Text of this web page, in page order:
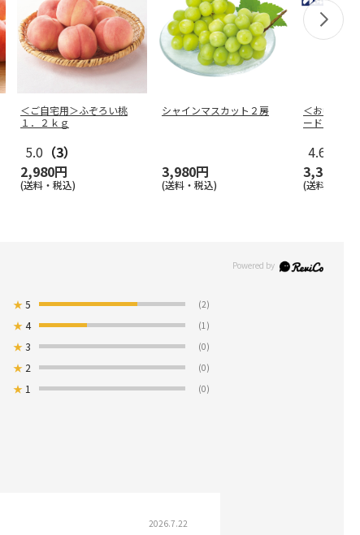
＜ご自宅用＞ふぞろい桃
１．２ｋｇ
5.0 （3）
2,980円
(送料・税込)
シャインマスカット２房
3,980円
(送料・税込)
＜お中元＞
ードライセ
4.6
3,350円
(送料・税込)
★5 (2)
★4 (1)
★3 (0)
★ 2 (0)
★ 1 (0)
2026.7.22